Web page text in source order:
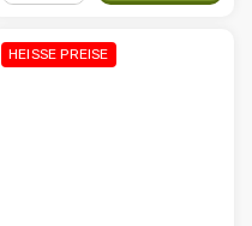
HEISSE PREISE